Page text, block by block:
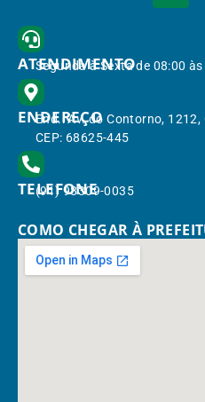
ATENDIMENTO
Segunda à Sexta de 08:00
ENDEREÇO
End.: Av. do Contorno,
CEP: 68625-445
TELEFONE
(91) 98309-0035
COMO CHEGAR À